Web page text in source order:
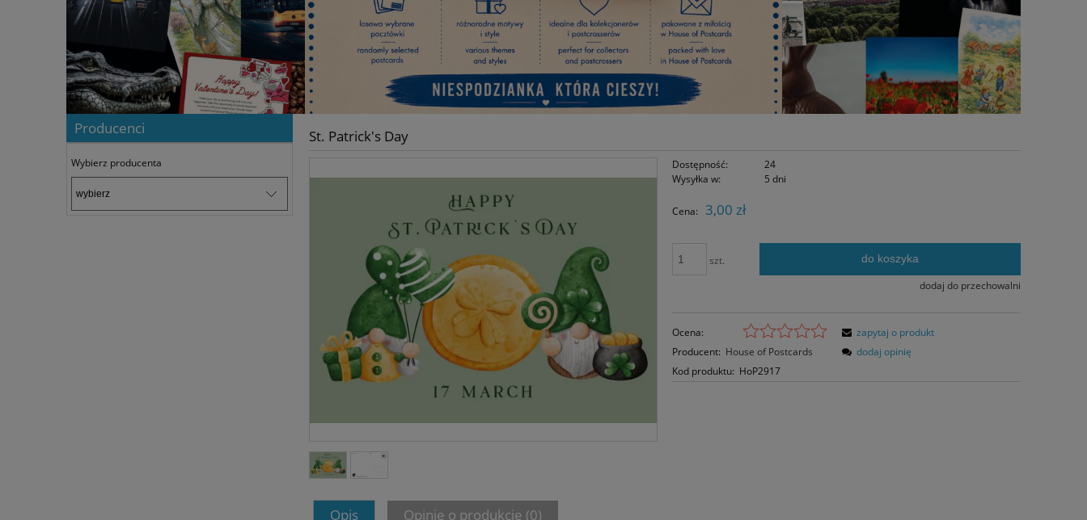
Producenci
Wybierz producenta
St. Patrick's Day
Dostępność:
24
Wysyłka w:
5 dni
Cena: 3,00 zł
szt. do koszyka
dodaj do przechowalni
Ocena:
Producent: House of Postcards
Kod produktu: HoP2917
zapytaj o produkt
dodaj opinię
Opis Opinie o produkcie (0)